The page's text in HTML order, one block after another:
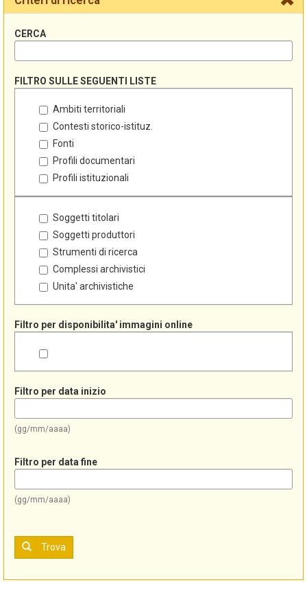
CERCA
FILTRO SULLE SEGUENTI LISTE
Ambiti territoriali
Contesti storico-istituz.
Fonti
Profili documentari
Profili istituzionali
Soggetti titolari
Soggetti produttori
Strumenti di ricerca
Complessi archivistici
Unita' archivistiche
Filtro per disponibilita' immagini online
Filtro per data inizio
(gg/mm/aaaa)
Filtro per data fine
(gg/mm/aaaa)
Trova